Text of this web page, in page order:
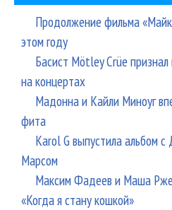
Продолжение фильма
этом году
Басист Mötley Crüe признал
на концертах
Мадонна и Кайли Миноуг
фита
Karol G выпустила альбом
Марсом
Максим Фадеев и Маша
«Когда я стану кошкой»